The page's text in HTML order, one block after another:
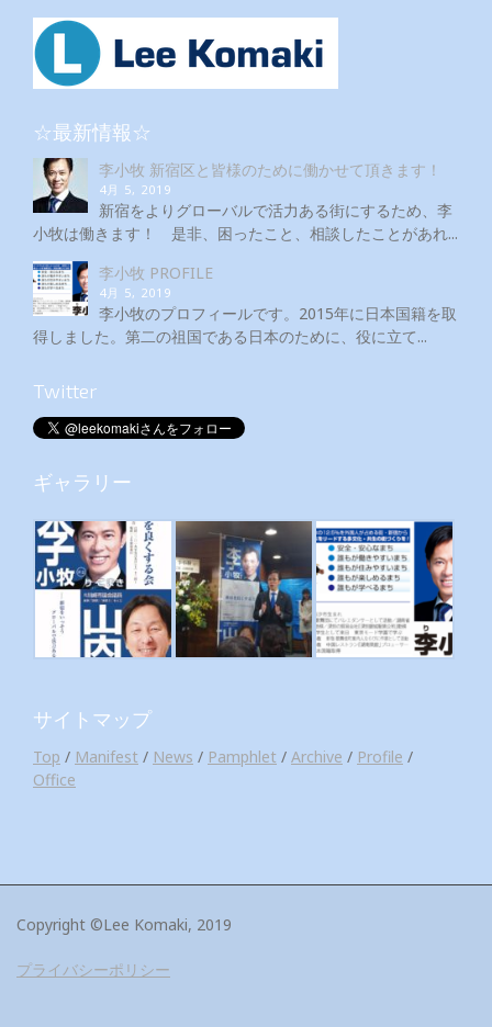
☆最新情報☆
李小牧 新宿区と皆様のために働かせて頂きます！
4月 5, 2019
新宿をよりグローバルで活力ある街にするため、李
小牧は働きます！ 是非、困ったこと、相談したことがあれ...
李小牧 PROFILE
4月 5, 2019
李小牧のプロフィールです。2015年に日本国籍を取
得しました。第二の祖国である日本のために、役に立て...
Twitter
ギャラリー
サイトマップ
Top / Manifest / News / Pamphlet / Archive / Profile /
Office
Copyright ©Lee Komaki, 2019
プライバシーポリシー